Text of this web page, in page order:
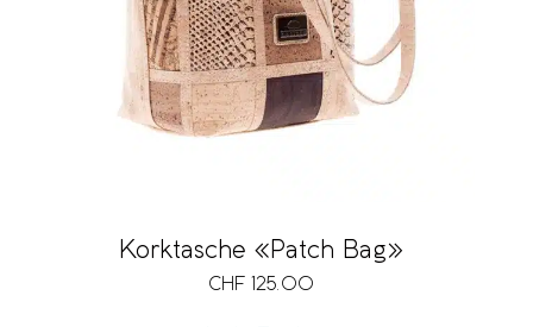
Korktasche «Patch Bag»
CHF 125.00